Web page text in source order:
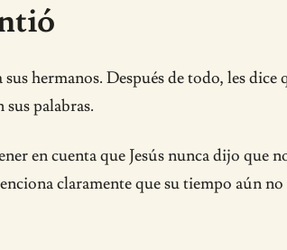
hermanos. Después de todo, les
sus palabras.
en cuenta que Jesús nunca dijo que
claramente que su tiempo aún